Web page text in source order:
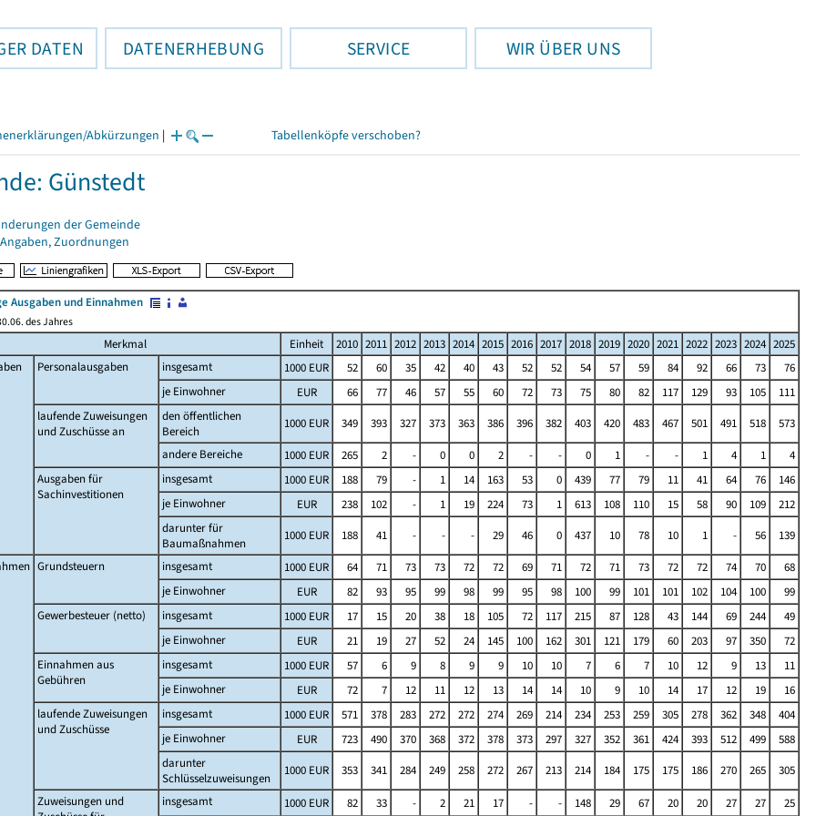
DATEN DATENERHEBUNG SERVICE WIR ÜBER UNS
Abkürzungen | Tabellenköpfe verschoben?
Günstedt
der Gemeinde
Zuordnungen
Ausgaben und Einnahmen
des Jahres
Merkmal Einheit 2010 2011 2012 2013 2014 2015 2016 2017 2018 2019 2020 2021 2022 2023 2024 2025
Personalausgaben insgesamt 1000 EUR 52 60 35 42 40 43 52 52 54 57 59 84 92 66 73
76
je Einwohner
EUR 66 77 46 57 55 60 72 73 75 80 82 117 129 93 105
111
laufende Zuweisungen
und Zuschüsse an
den öffentlichen
Bereich
1000 EUR 349 393 327 373 363 386 396 382 403 420 483 467 501 491 518
573
andere Bereiche
1000 EUR 265 2 - 0 0 2 - - 0 1 - - 1 4 1
4
Ausgaben für
Sachinvestitionen
insgesamt 1000 EUR 188 79 - 1 14 163 53 0 439 77 79 11 41 64 76
146
je Einwohner
EUR 238 102 - 1 19 224 73 1 613 108 110 15 58 90 109
212
darunter für
Baumaßnahmen
1000 EUR 188 41 - - - 29 46 0 437 10 78 10 1 - 56
139
Grundsteuern insgesamt 1000 EUR 64 71 73 73 72 72 69 71 72 71 73 72 72 74 70
68
je Einwohner
EUR 82 93 95 99 98 99 95 98 100 99 101 101 102 104 100
99
Gewerbesteuer (netto)
insgesamt 1000 EUR 17 15 20 38 18 105 72 117 215 87 128 43 144 69 244
49
je Einwohner
EUR 21 19 27 52 24 145 100 162 301 121 179 60 203 97 350
72
Einnahmen aus
Gebühren
insgesamt 1000 EUR 57 6 9 8 9 9 10 10 7 6 7 10 12 9 13
11
je Einwohner
EUR 72 7 12 11 12 13 14 14 10 9 10 14 17 12 19
16
laufende Zuweisungen
und Zuschüsse
insgesamt 1000 EUR 571 378 283 272 272 274 269 214 234 253 259 305 278 362 348
404
je Einwohner
EUR 723 490 370 368 372 378 373 297 327 352 361 424 393 512 499
588
darunter
Schlüsselzuweisungen
1000 EUR 353 341 284 249 258 272 267 213 214 184 175 175 186 270 265
305
Zuweisungen und
insgesamt 1000 EUR 82 33 - 2 21 17 - - 148 29 67 20 20 27 27 25